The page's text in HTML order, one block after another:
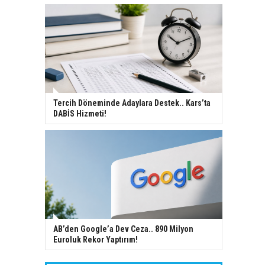
Tercih Döneminde Adaylara Destek.. Kars’ta
DABİS Hizmeti!
AB’den Google’a Dev Ceza.. 890 Milyon
Euroluk Rekor Yaptırım!